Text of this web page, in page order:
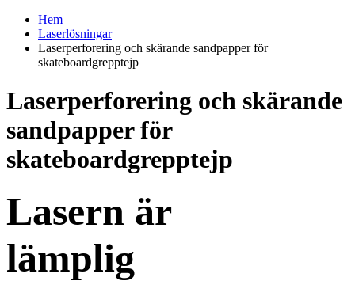
Hem
Laserlösningar
Laserperforering och skärande sandpapper för
skateboardgrepptejp
Laserperforering och skärande
sandpapper för
skateboardgrepptejp
Lasern är
lämplig